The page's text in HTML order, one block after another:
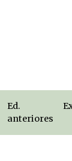
Ed.
anteriores